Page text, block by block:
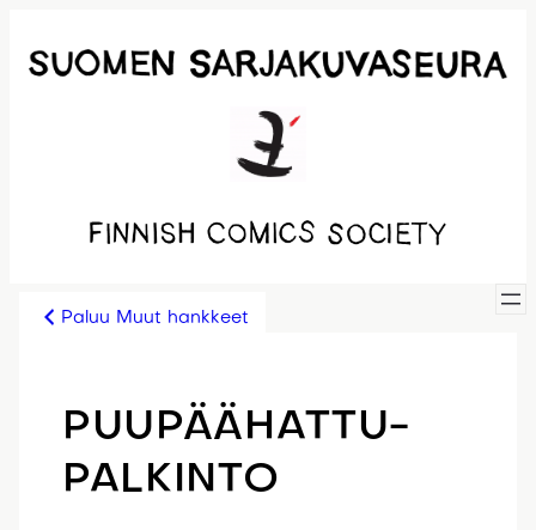
sisältöön
Paluu Muut hankkeet
PUUPÄÄHATTU-
PALKINTO